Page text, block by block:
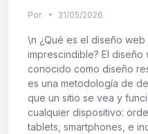
Por 31/05/2026
\n ¿Qué es el diseño
imprescindible? El
conocido como diseño
es una metodología de
que un sitio se vea y
cualquier dispositivo:
tablets, smartphones, e